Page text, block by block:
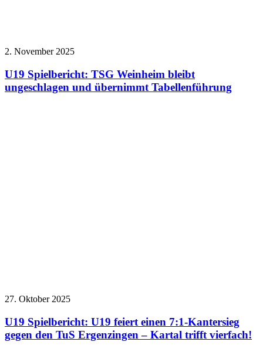
2. November 2025
U19 Spielbericht: TSG Weinheim bleibt
ungeschlagen und übernimmt Tabellenführung
27. Oktober 2025
U19 Spielbericht: U19 feiert einen 7:1-Kantersieg
gegen den TuS Ergenzingen – Kartal trifft vierfach!